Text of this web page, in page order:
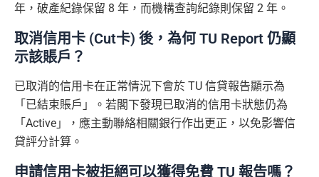
年，破產紀錄保留 8 年，而機構查詢紀錄則保留 2 年。
取消信用卡 (Cut卡) 後，為何 TU Report 仍顯
示該賬戶？
已取消的信用卡在正常情況下會於 TU 信貸報告顯示為
「已結束賬戶」。若閣下發現已取消的信用卡狀態仍為
「Active」，應主動聯絡相關銀行作出更正，以免影響信
貸評分計算。
申請信用卡被拒絕可以獲得免費 TU 報告嗎？